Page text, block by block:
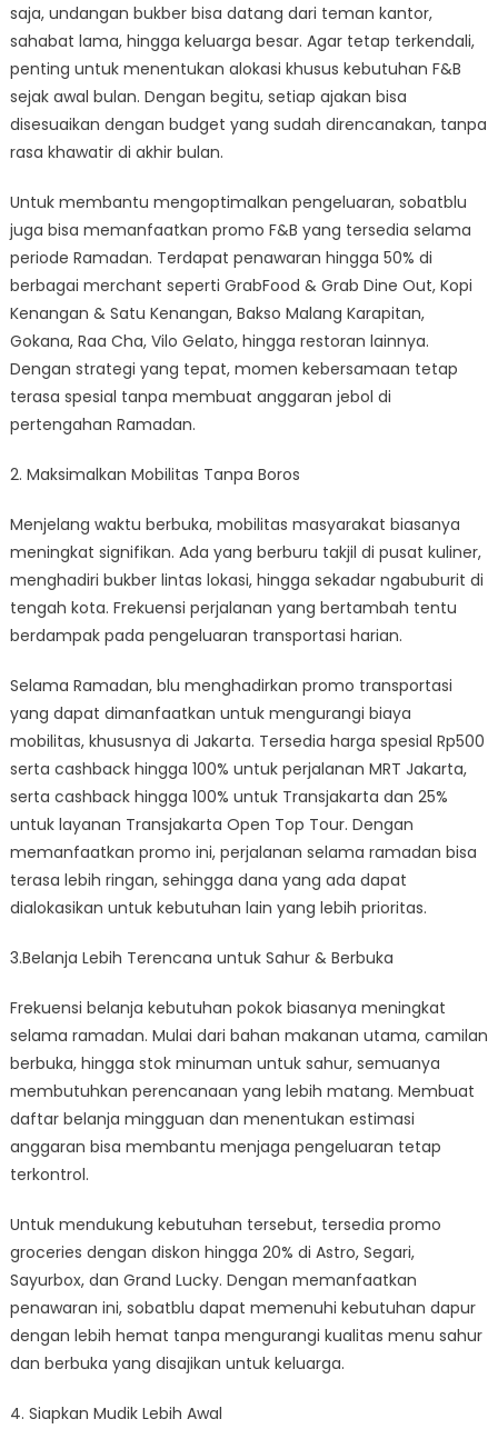
saja, undangan bukber bisa datang dari teman kantor,
sahabat lama, hingga keluarga besar. Agar tetap terkendali,
penting untuk menentukan alokasi khusus kebutuhan F&B
sejak awal bulan. Dengan begitu, setiap ajakan bisa
disesuaikan dengan budget yang sudah direncanakan, tanpa
rasa khawatir di akhir bulan.
Untuk membantu mengoptimalkan pengeluaran, sobatblu
juga bisa memanfaatkan promo F&B yang tersedia selama
periode Ramadan. Terdapat penawaran hingga 50% di
berbagai merchant seperti GrabFood & Grab Dine Out, Kopi
Kenangan & Satu Kenangan, Bakso Malang Karapitan,
Gokana, Raa Cha, Vilo Gelato, hingga restoran lainnya.
Dengan strategi yang tepat, momen kebersamaan tetap
terasa spesial tanpa membuat anggaran jebol di
pertengahan Ramadan.
2. Maksimalkan Mobilitas Tanpa Boros
Menjelang waktu berbuka, mobilitas masyarakat biasanya
meningkat signifikan. Ada yang berburu takjil di pusat kuliner,
menghadiri bukber lintas lokasi, hingga sekadar ngabuburit di
tengah kota. Frekuensi perjalanan yang bertambah tentu
berdampak pada pengeluaran transportasi harian.
Selama Ramadan, blu menghadirkan promo transportasi
yang dapat dimanfaatkan untuk mengurangi biaya
mobilitas, khususnya di Jakarta. Tersedia harga spesial Rp500
serta cashback hingga 100% untuk perjalanan MRT Jakarta,
serta cashback hingga 100% untuk Transjakarta dan 25%
untuk layanan Transjakarta Open Top Tour. Dengan
memanfaatkan promo ini, perjalanan selama ramadan bisa
terasa lebih ringan, sehingga dana yang ada dapat
dialokasikan untuk kebutuhan lain yang lebih prioritas.
3.Belanja Lebih Terencana untuk Sahur & Berbuka
Frekuensi belanja kebutuhan pokok biasanya meningkat
selama ramadan. Mulai dari bahan makanan utama, camilan
berbuka, hingga stok minuman untuk sahur, semuanya
membutuhkan perencanaan yang lebih matang. Membuat
daftar belanja mingguan dan menentukan estimasi
anggaran bisa membantu menjaga pengeluaran tetap
terkontrol.
Untuk mendukung kebutuhan tersebut, tersedia promo
groceries dengan diskon hingga 20% di Astro, Segari,
Sayurbox, dan Grand Lucky. Dengan memanfaatkan
penawaran ini, sobatblu dapat memenuhi kebutuhan dapur
dengan lebih hemat tanpa mengurangi kualitas menu sahur
dan berbuka yang disajikan untuk keluarga.
4. Siapkan Mudik Lebih Awal